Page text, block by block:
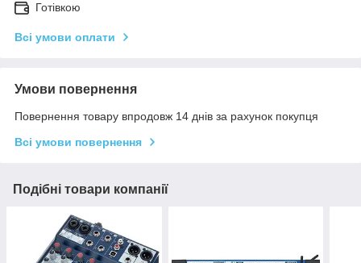
Готівкою
Всі умови оплати
Умови повернення
Повернення товару впродовж 14 днів за рахунок покупця
Всі умови повернення
Подібні товари компанії